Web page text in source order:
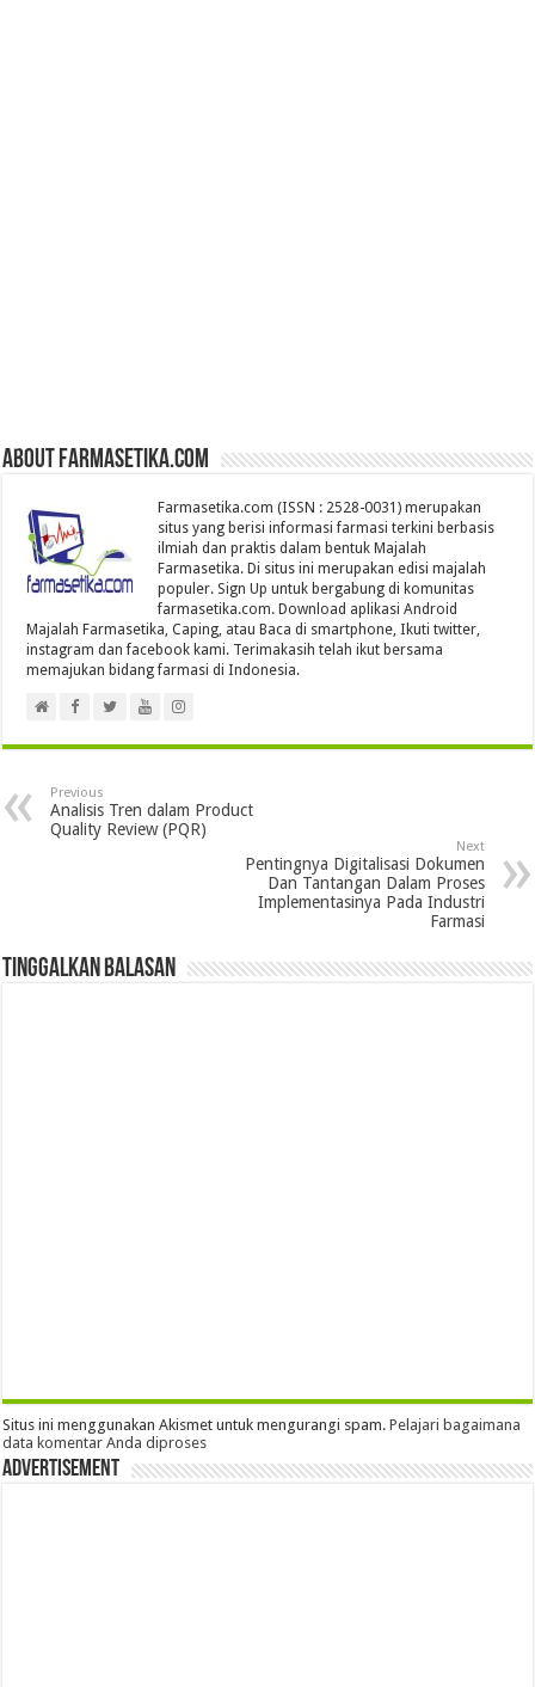
About farmasetika.com
Farmasetika.com (ISSN : 2528-0031) merupakan
situs yang berisi informasi farmasi terkini berbasis
ilmiah dan praktis dalam bentuk Majalah
Farmasetika. Di situs ini merupakan edisi majalah
populer. Sign Up untuk bergabung di komunitas
farmasetika.com. Download aplikasi Android
Majalah Farmasetika, Caping, atau Baca di smartphone, Ikuti twitter,
instagram dan facebook kami. Terimakasih telah ikut bersama
memajukan bidang farmasi di Indonesia.
Previous
Analisis Tren dalam Product
Quality Review (PQR)
Next
Pentingnya Digitalisasi Dokumen
Dan Tantangan Dalam Proses
Implementasinya Pada Industri
Farmasi
Tinggalkan Balasan
Situs ini menggunakan Akismet untuk mengurangi spam.Pelajari bagaimana
data komentar Anda diproses
Advertisement